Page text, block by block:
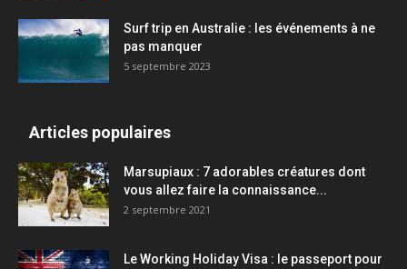
Surf trip en Australie : les événements à ne
pas manquer
5 septembre 2023
Articles populaires
Marsupiaux : 7 adorables créatures dont
vous allez faire la connaissance...
2 septembre 2021
Le Working Holiday Visa : le passeport pour